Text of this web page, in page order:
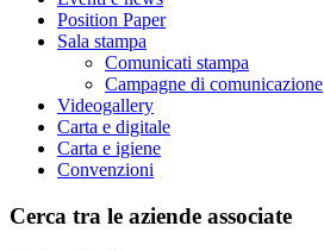
Position Paper
Sala stampa
Comunicati stampa
Campagne di comunicazione
Videogallery
Carta e digitale
Carta e igiene
Convenzioni
Cerca tra le aziende associate